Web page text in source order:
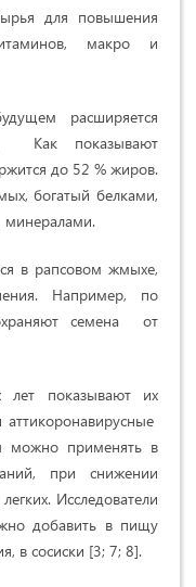
для повышения
макро и
расширяется
Как показывают
до 52 % жиров.
богатый белками,
в рапсовом жмыхе,
Например, по
семена от
лет показывают их
можно применять в
при снижении
Исследователи
добавить в пищу
в сосиски [3; 7; 8].